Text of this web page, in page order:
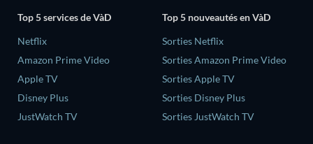
Top 5 services de VàD
Netflix
Amazon Prime Video
Apple TV
Disney Plus
JustWatch TV
Top 5 nouveautés en VàD
Sorties Netflix
Sorties Amazon Prime Video
Sorties Apple TV
Sorties Disney Plus
Sorties JustWatch TV